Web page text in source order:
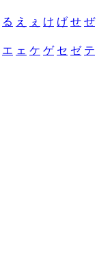
る え ぇ け げ せ ぜ
エ ェ ケ ゲ セ ゼ テ